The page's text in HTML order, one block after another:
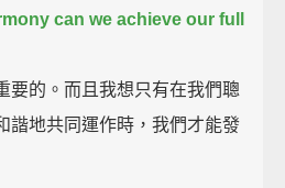
can we achieve our full
要的。而且我想只有在我們聰
諧地共同運作時，我們才能發